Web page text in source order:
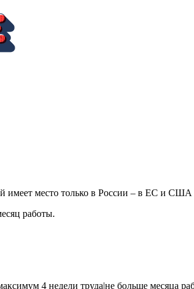
имеет место только в России – в ЕС и
работы.
4 недели труда|не больше месяца